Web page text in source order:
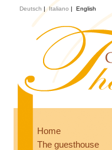
Deutsch | Italiano | English
Home
The guesthouse